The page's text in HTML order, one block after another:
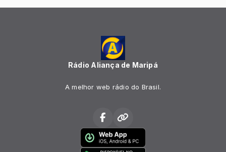
Rádio Aliança de Maripá
A melhor web rádio do Brasil.